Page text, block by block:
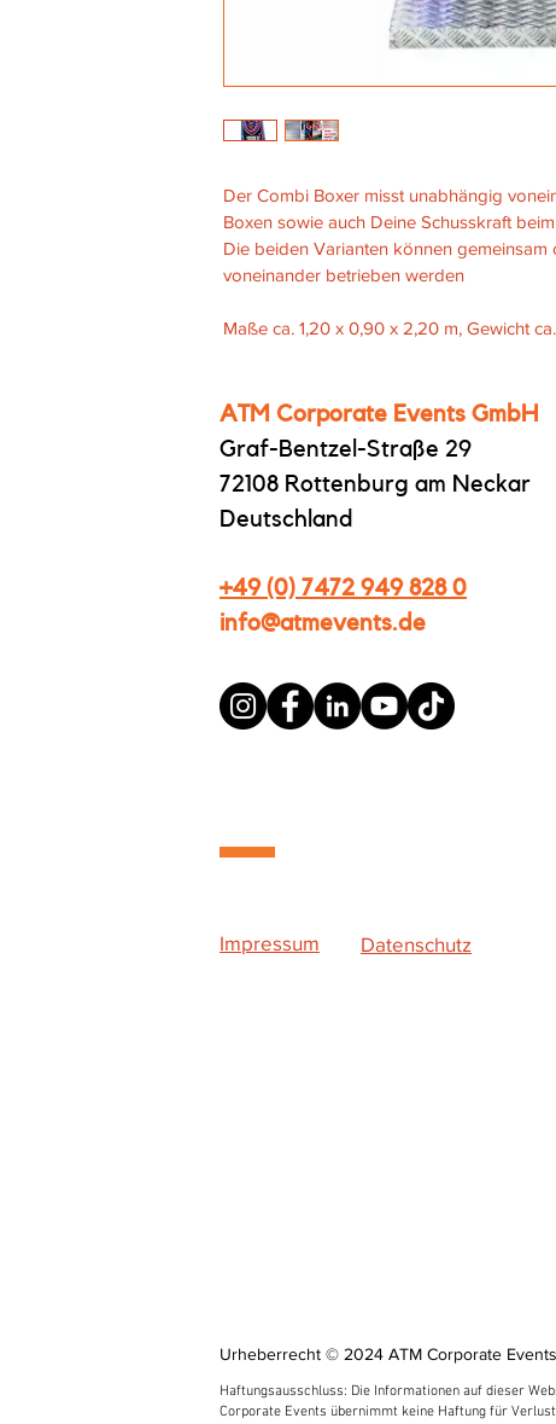
Der Combi Boxer misst unabhängig
Boxen sowie auch Deine Schusskraft
Die beiden Varianten können
voneinander betrieben werden
Maße ca. 1,20 x 0,90 x 2,20 m, Gewicht
ATM Corporate Events GmbH
Graf-Bentzel-Straße 29
72108 Rottenburg am Neckar
Deutschland
+49 (0) 7472 949 828 0
info@atmevents.de
Impressum Datenschutz
Urheberrecht © 2024 ATM Corporate
Haftungsausschluss: Die Informationen auf dieser
Corporate Events übernimmt keine Haftung für